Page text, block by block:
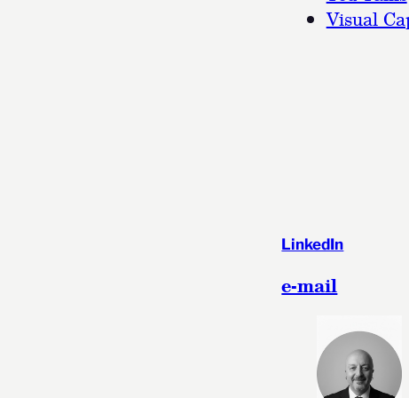
Visual
LinkedIn
e-mail